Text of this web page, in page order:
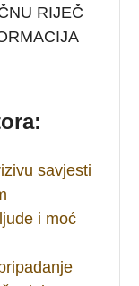
RIJEČ
savjesti
i moć